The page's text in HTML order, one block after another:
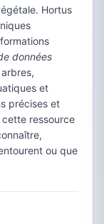
Hortus
données
et
précises et
ressource
ou que